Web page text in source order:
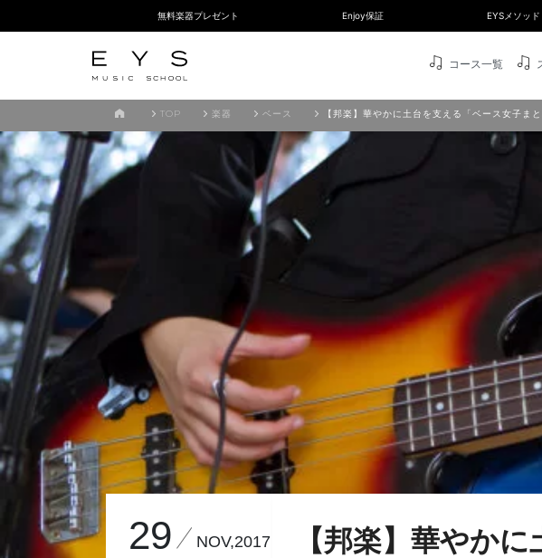
無料楽器プレゼント Enjoy保証 EYSメソッド
コース一覧
TOP 楽器 ベース 【邦楽】華やかに土台を支える「ベース女子ま
29 NOV,2017 【邦楽】華やか